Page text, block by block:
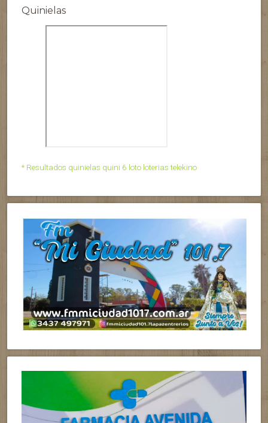
Quinielas
* Resultados quinielas quini 6 loto loterias telekino